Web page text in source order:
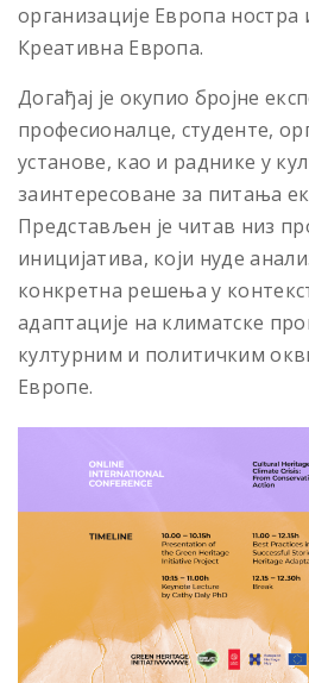
организације Европа
Креативна Европа.
Догађај је окупио бројне
професионалце, студенте,
установе, као и раднике у
заинтересоване за питања
Представљен је читав низ
иницијатива, који нуде
конкретна решења у
адаптације на климатске
културним и политичким
Европе.